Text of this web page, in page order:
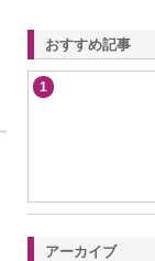
おすすめ記事
1
アーカイブ